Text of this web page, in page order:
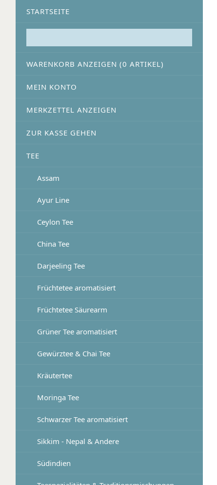
STARTSEITE
WARENKORB ANZEIGEN (0 ARTIKEL)
MEIN KONTO
MERKZETTEL ANZEIGEN
ZUR KASSE GEHEN
TEE
Assam
Ayur Line
Ceylon Tee
China Tee
Darjeeling Tee
Früchtetee aromatisiert
Früchtetee Säurearm
Grüner Tee aromatisiert
Gewürztee & Chai Tee
Kräutertee
Moringa Tee
Schwarzer Tee aromatisiert
Sikkim - Nepal & Andere
Südindien